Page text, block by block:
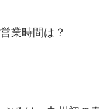
業時間は？